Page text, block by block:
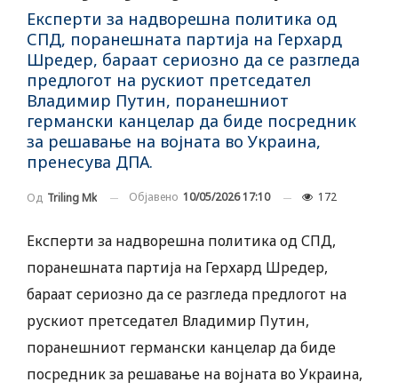
Експерти за надворешна политика од
СПД, поранешната партија на Герхард
Шредер, бараат сериозно да се разгледа
предлогот на рускиот претседател
Владимир Путин, поранешниот
германски канцелар да биде посредник
за решавање на војната во Украина,
пренесува ДПА.
Од Triling Mk Објавено 10/05/2026 17:10 172
Експерти за надворешна политика од СПД,
поранешната партија на Герхард Шредер,
бараат сериозно да се разгледа предлогот на
рускиот претседател Владимир Путин,
поранешниот германски канцелар да биде
посредник за решавање на војната во Украина,